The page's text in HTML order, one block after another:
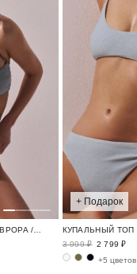
+ Подарок
3 999 ₽ 2 799 ₽
+5 цветов